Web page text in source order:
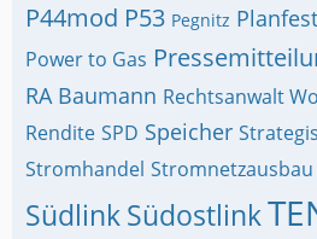
P44mod P53 Pegnitz
Power to Gas
RA Baumann Rechtsanwalt
Rendite SPD Speicher
Stromhandel Stromnetzausbau
SüdlinkSüdostlink